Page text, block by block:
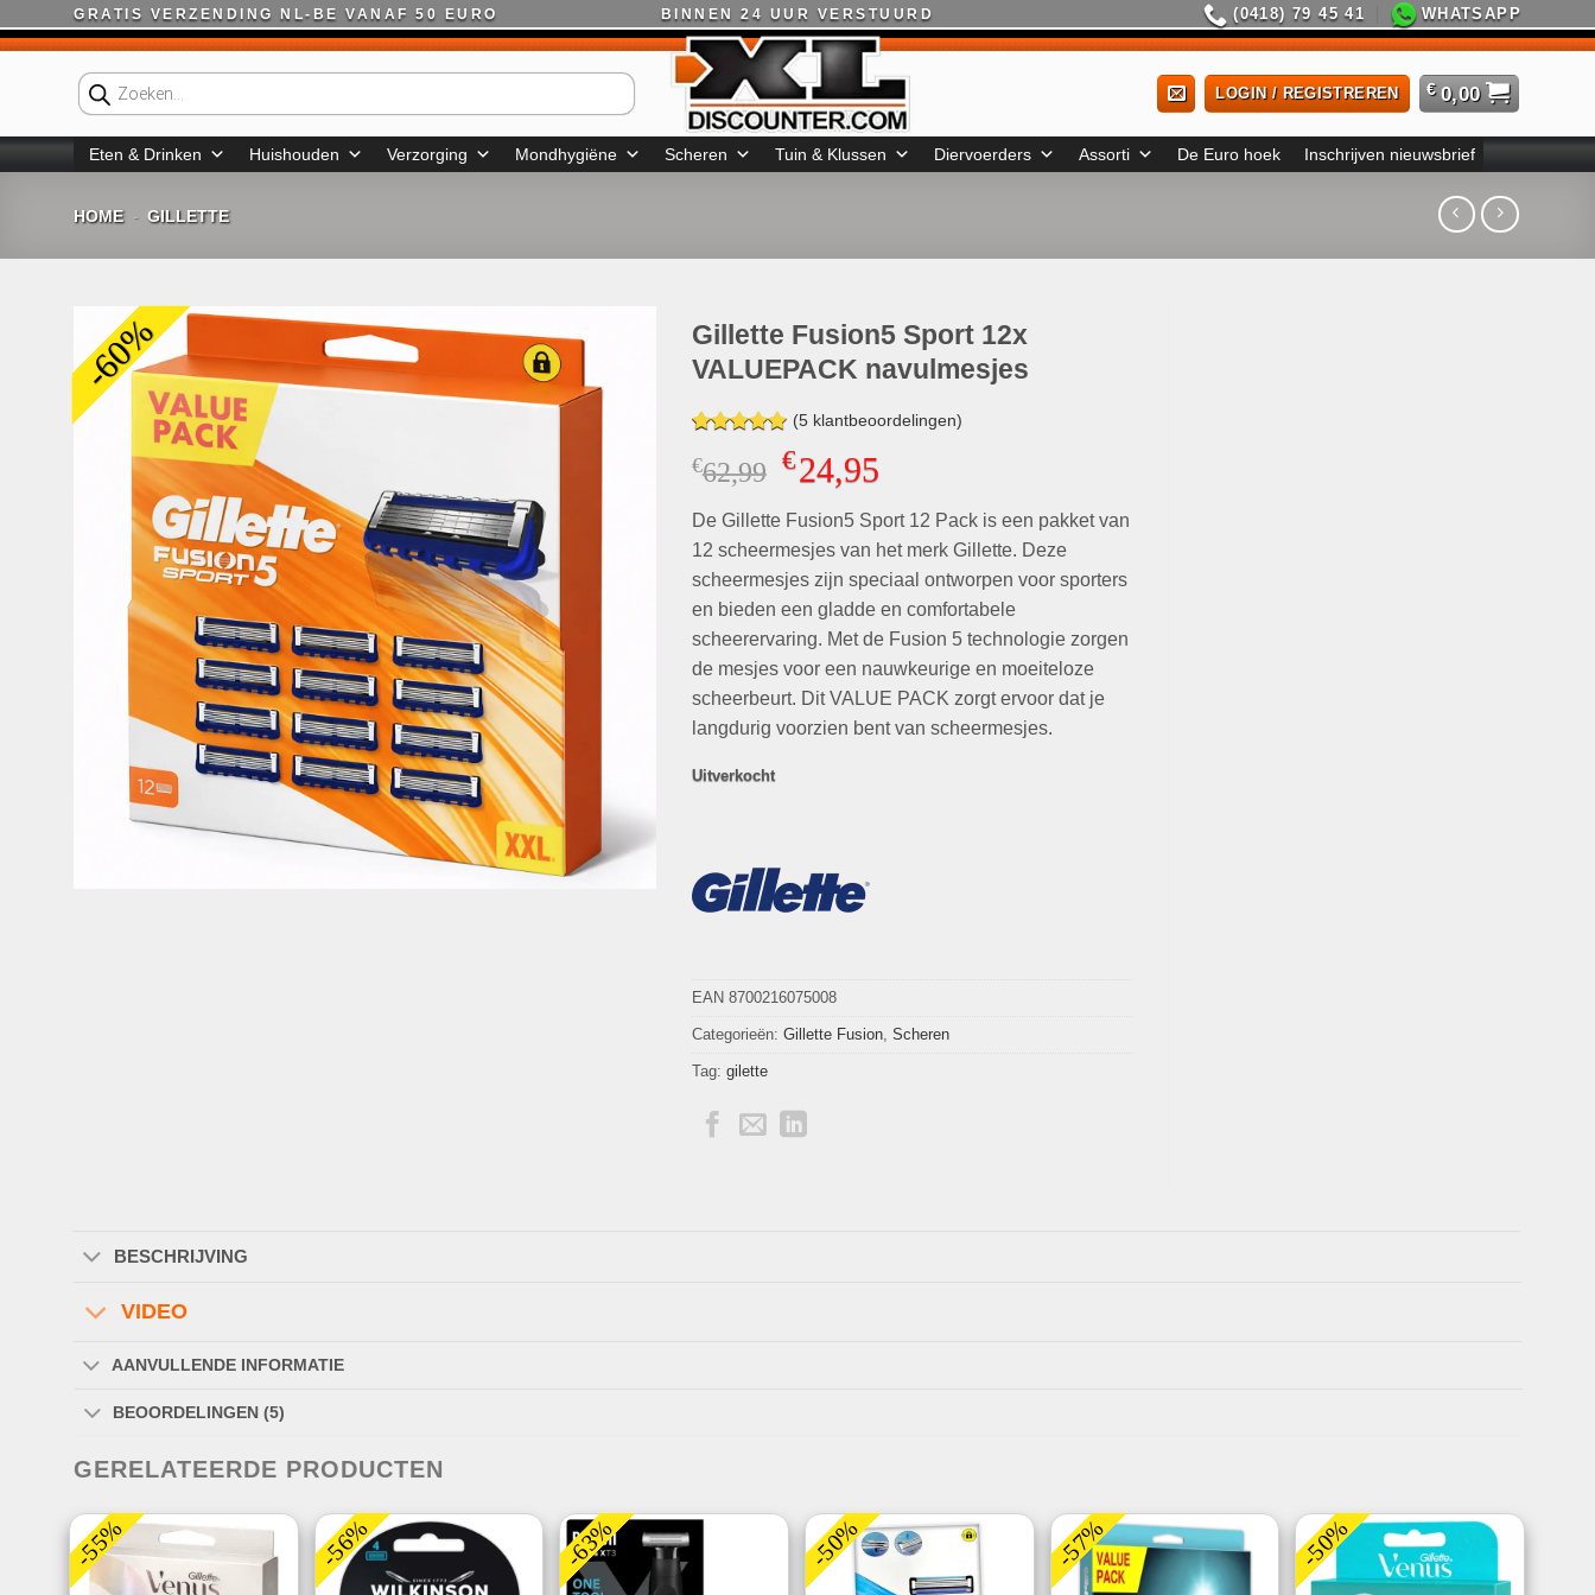
naar
GRATIS VERZENDING NL-BE VANAF 50 EURO BINNEN 24 UUR VERSTUURD (0418) 79 45 41 WHATSAPP
Producten
zoeken
LOGIN / REGISTREREN € 0,00
Eten & Drinken Huishouden Verzorging Mondhygiëne Scheren Tuin & Klussen Diervoerders Assorti De Euro hoek Inschrijven nieuwsbrief
HOME - GILLETTE
-60%
Gillette Fusion5 Sport 12x
VALUEPACK navulmesjes
Gewaardeerd
5.00op 5
gebaseerd
waarderingen
(5klantbeoordelingen)
€62,99 Oorspronkelijke
was:
€62,99.
€24,95Huidige
is:
€24,95.
De Gillette Fusion5 Sport 12 Pack is een pakket van
12 scheermesjes van het merk Gillette. Deze
scheermesjes zijn speciaal ontworpen voor sporters
en bieden een gladde en comfortabele
scheerervaring. Met de Fusion 5 technologie zorgen
de mesjes voor een nauwkeurige en moeiteloze
scheerbeurt. Dit VALUE PACK zorgt ervoor dat je
langdurig voorzien bent van scheermesjes.
Uitverkocht
EAN 8700216075008
Categorieën: Gillette Fusion, Scheren
Tag: gilette
BESCHRIJVING
VIDEO
AANVULLENDE INFORMATIE
BEOORDELINGEN (5)
GERELATEERDE PRODUCTEN
-55% -56% -63% -50% -57% -50%